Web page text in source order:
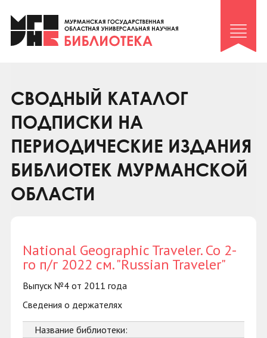
Клуб «Гиря и сельдерей»
Клуб «Семейный архив»
Коллегам
Контакты
СВОДНЫЙ КАТАЛОГ
ПОДПИСКИ НА
ПЕРИОДИЧЕСКИЕ ИЗДАНИЯ
БИБЛИОТЕК МУРМАНСКОЙ
ОБЛАСТИ
National Geographic Traveler. Со 2-
го п/г 2022 см. "Russian Traveler"
Выпуск №4 от 2011 года
Сведения о держателях
Название библиотеки: